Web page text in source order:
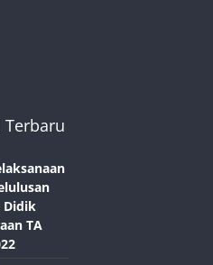
Terbaru
Didik
TA